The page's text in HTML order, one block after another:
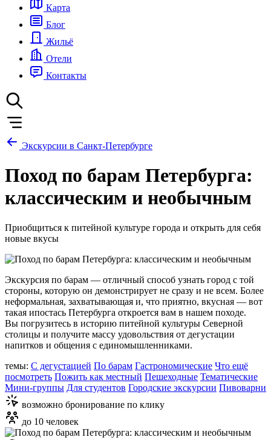
Карта
Блог
Жильё
Отели
Контакты
Экскурсии в Санкт-Петербурге
Поход по барам Петербурга:
классическим и необычным
Приобщиться к питейной культуре города и открыть для себя
новые вкусы
Экскурсия по барам — отличный способ узнать город с той
стороны, которую он демонстрирует не сразу и не всем. Более
неформальная, захватывающая и, что приятно, вкусная — вот
такая ипостась Петербурга откроется вам в нашем походе.
Вы погрузитесь в историю питейной культуры Северной
столицы и получите массу удовольствия от дегустации
напитков и общения с единомышленниками.
темы: С дегустацией По барам Гастрономические Что ещё
посмотреть Пожить как местный Пешеходные Тематические
Мини-группы Для студентов Городские экскурсии Пивоварни
возможно бронирование по клику
до 10 человек